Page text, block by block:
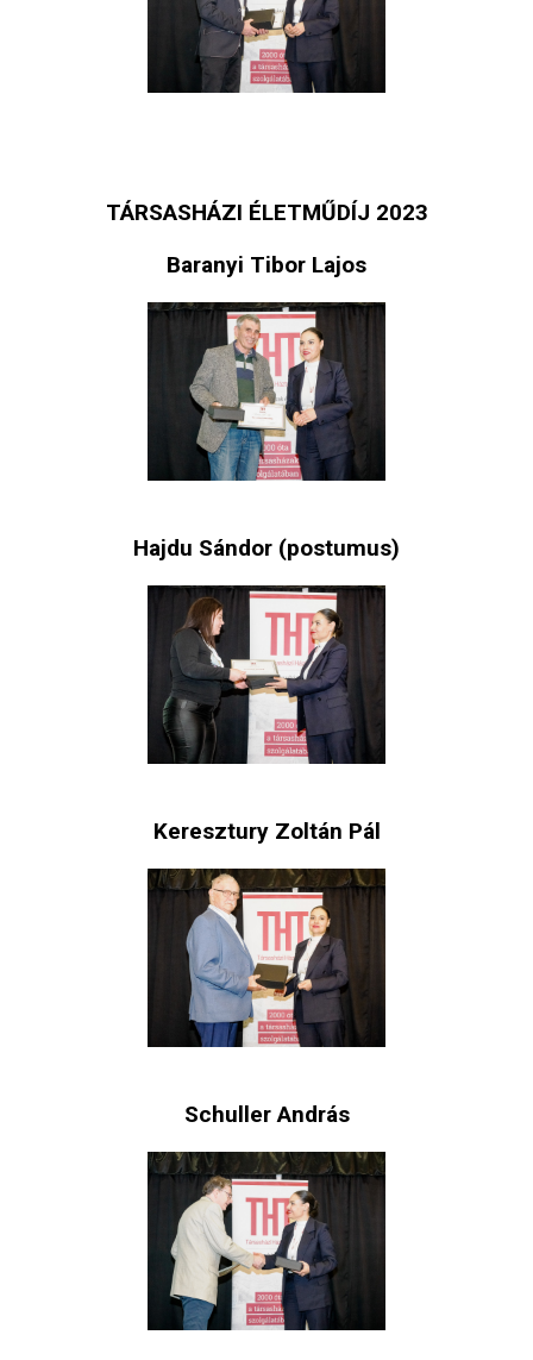
TÁRSASHÁZI ÉLETMŰDÍJ 2023
Baranyi Tibor Lajos
Hajdu Sándor (postumus)
Keresztury Zoltán Pál
Schuller András